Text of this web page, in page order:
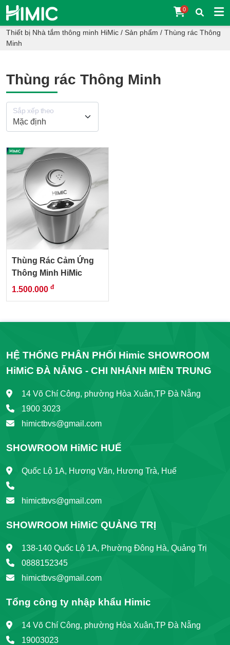
0
Thiết bị Nhà tắm thông minh HiMic / Sản phẩm / Thùng rác Thông
Minh
Thùng rác Thông Minh
Sắp xếp theo
Thùng Rác Cảm Ứng
Thông Minh HiMic
1.500.000 đ
HỆ THỐNG PHÂN PHỐI Himic SHOWROOM
HiMiC ĐÀ NẴNG - CHI NHÁNH MIỀN TRUNG
14 Võ Chí Công, phường Hòa Xuân,TP Đà Nẵng
1900 3023
himictbvs@gmail.com
SHOWROOM HiMiC HUẾ
Quốc Lộ 1A, Hương Văn, Hương Trà, Huế
himictbvs@gmail.com
SHOWROOM HiMiC QUẢNG TRỊ
138-140 Quốc Lộ 1A, Phường Đông Hà, Quảng Trị
0888152345
himictbvs@gmail.com
Tổng công ty nhập khẩu Himic
14 Võ Chí Công, phường Hòa Xuân,TP Đà Nẵng
19003023